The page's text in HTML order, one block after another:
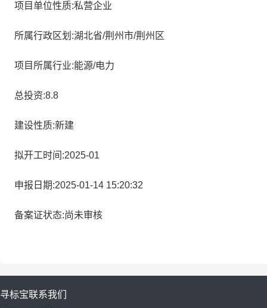
项目单位性质:私营企业
所属行政区划:湖北省/荆州市/荆州区
项目所属行业:能源/电力
总投资:8.8
建设性质:新建
拟开工时间:2025-01
申报日期:2025-01-14 15:20:32
备案证状态:尚未审核
寻标宝联系我们